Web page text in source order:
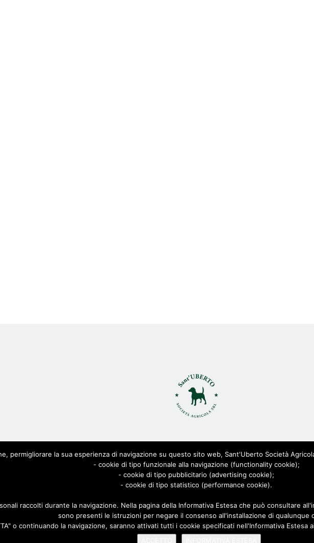
© Sant'Uberto Società Agricola s.r.l. - All Rights Reserved CF:
Viale Toscana 200, 21052 Busto Arsizio [VARESE]
Via Biella 22/24, 20025 Legnano [MILANO]
Privacy Policy| Cookie Policy| Powered byAD-ADVANCED
permigliorare la sua esperienza di navigazione su questo sito web, Sant'Uberto Società
- cookie di tipo funzionale alla navigazione (functionality cookie);
- cookie di tipo pubblicitario (advertising cookie);
- cookie di tipo statistico (performance cookie).
raccolti durante la navigazione. Nella pagina della Informativa Estesa che può consultare
sono presenti le istruzioni per negare il consenso all'installazione di qualunque
o continuando la navigazione, saranno attivati tutti i cookie specificati nell'Informativa Estesa